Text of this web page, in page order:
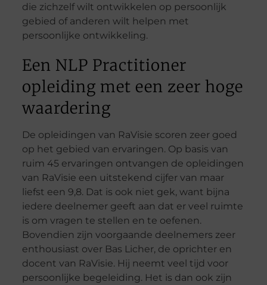
die zichzelf wilt ontwikkelen op persoonlijk
gebied of anderen wilt helpen met
persoonlijke ontwikkeling.
Een NLP Practitioner
opleiding met een zeer hoge
waardering
De opleidingen van RaVisie scoren zeer goed
op het gebied van ervaringen. Op basis van
ruim 45 ervaringen ontvangen de opleidingen
van RaVisie een uitstekend cijfer van maar
liefst een 9,8. Dat is ook niet gek, want bijna
iedere deelnemer geeft aan dat er veel ruimte
is om vragen te stellen en te oefenen.
Bovendien zijn voorgaande deelnemers zeer
enthousiast over Bas Licher, de oprichter en
docent van RaVisie. Hij neemt veel tijd voor
persoonlijke begeleiding. Het is dan ook zijn